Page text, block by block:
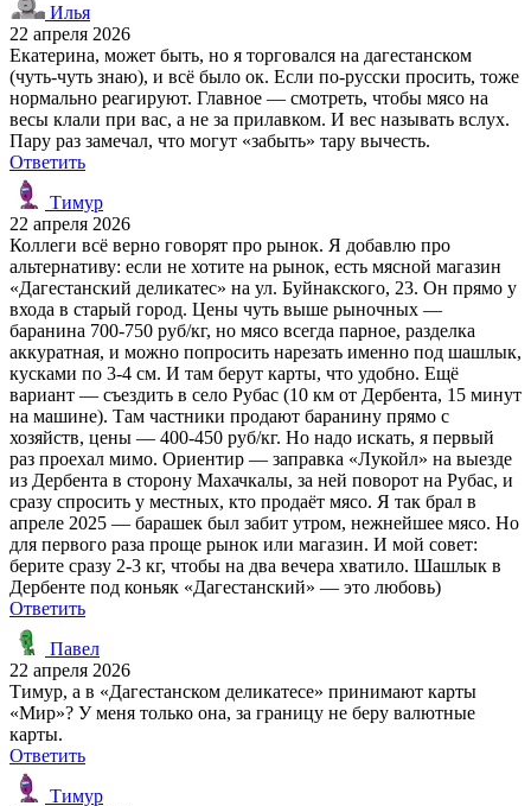
Илья
22 апреля 2026
Екатерина, может быть, но я торговался на дагестанском
(чуть-чуть знаю), и всё было ок. Если по-русски просить, тоже
нормально реагируют. Главное — смотреть, чтобы мясо на
весы клали при вас, а не за прилавком. И вес называть вслух.
Пару раз замечал, что могут «забыть» тару вычесть.
Ответить
Тимур
22 апреля 2026
Коллеги всё верно говорят про рынок. Я добавлю про
альтернативу: если не хотите на рынок, есть мясной магазин
«Дагестанский деликатес» на ул. Буйнакского, 23. Он прямо у
входа в старый город. Цены чуть выше рыночных —
баранина 700-750 руб/кг, но мясо всегда парное, разделка
аккуратная, и можно попросить нарезать именно под шашлык,
кусками по 3-4 см. И там берут карты, что удобно. Ещё
вариант — съездить в село Рубас (10 км от Дербента, 15 минут
на машине). Там частники продают баранину прямо с
хозяйств, цены — 400-450 руб/кг. Но надо искать, я первый
раз проехал мимо. Ориентир — заправка «Лукойл» на выезде
из Дербента в сторону Махачкалы, за ней поворот на Рубас, и
сразу спросить у местных, кто продаёт мясо. Я так брал в
апреле 2025 — барашек был забит утром, нежнейшее мясо. Но
для первого раза проще рынок или магазин. И мой совет:
берите сразу 2-3 кг, чтобы на два вечера хватило. Шашлык в
Дербенте под коньяк «Дагестанский» — это любовь)
Ответить
Павел
22 апреля 2026
Тимур, а в «Дагестанском деликатесе» принимают карты
«Мир»? У меня только она, за границу не беру валютные
карты.
Ответить
Тимур